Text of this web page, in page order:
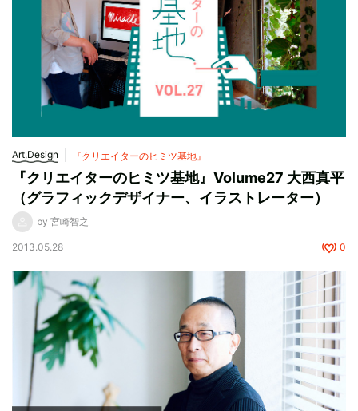
Art,Design 『クリエイターのヒミツ基地』
『クリエイターのヒミツ基地』Volume27 大西真平
（グラフィックデザイナー、イラストレーター）
by 宮崎智之
2013.05.28 0